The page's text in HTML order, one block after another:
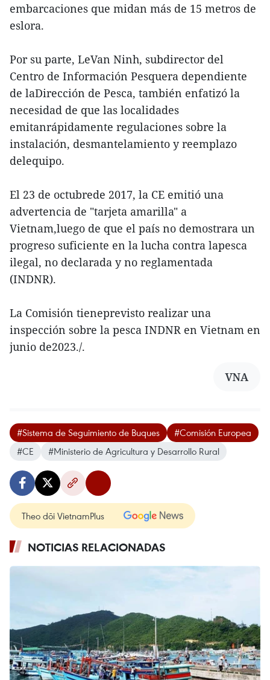
embarcaciones que midan más de 15 metros de
eslora.
Por su parte, LeVan Ninh, subdirector del
Centro de Información Pesquera dependiente
de laDirección de Pesca, también enfatizó la
necesidad de que las localidades
emitanrápidamente regulaciones sobre la
instalación, desmantelamiento y reemplazo
delequipo.
El 23 de octubrede 2017, la CE emitió una
advertencia de "tarjeta amarilla" a
Vietnam,luego de que el país no demostrara un
progreso suficiente en la lucha contra lapesca
ilegal, no declarada y no reglamentada
(INDNR).
La Comisión tieneprevisto realizar una
inspección sobre la pesca INDNR en Vietnam en
junio de2023./.
VNA
#Sistema de Seguimiento de Buques
#Comisión Europea
#CE
#Ministerio de Agricultura y Desarrollo Rural
Theo dõi VietnamPlus
NOTICIAS RELACIONADAS